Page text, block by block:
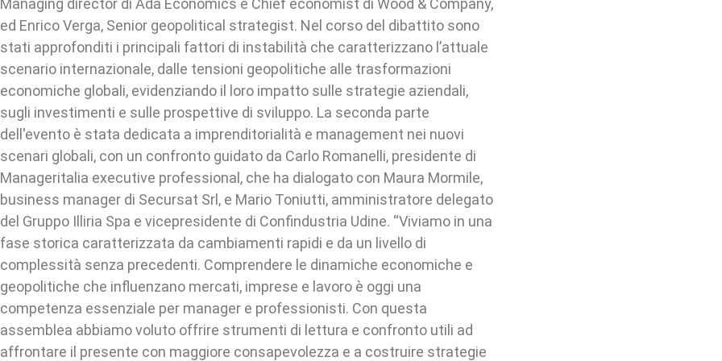
Managing director di Ada Economics e Chief economist di Wood & Company,
ed Enrico Verga, Senior geopolitical strategist. Nel corso del dibattito sono
stati approfonditi i principali fattori di instabilità che caratterizzano l’attuale
scenario internazionale, dalle tensioni geopolitiche alle trasformazioni
economiche globali, evidenziando il loro impatto sulle strategie aziendali,
sugli investimenti e sulle prospettive di sviluppo. La seconda parte
dell'evento è stata dedicata a imprenditorialità e management nei nuovi
scenari globali, con un confronto guidato da Carlo Romanelli, presidente di
Manageritalia executive professional, che ha dialogato con Maura Mormile,
business manager di Secursat Srl, e Mario Toniutti, amministratore delegato
del Gruppo Illiria Spa e vicepresidente di Confindustria Udine. “Viviamo in una
fase storica caratterizzata da cambiamenti rapidi e da un livello di
complessità senza precedenti. Comprendere le dinamiche economiche e
geopolitiche che influenzano mercati, imprese e lavoro è oggi una
competenza essenziale per manager e professionisti. Con questa
assemblea abbiamo voluto offrire strumenti di lettura e confronto utili ad
affrontare il presente con maggiore consapevolezza e a costruire strategie